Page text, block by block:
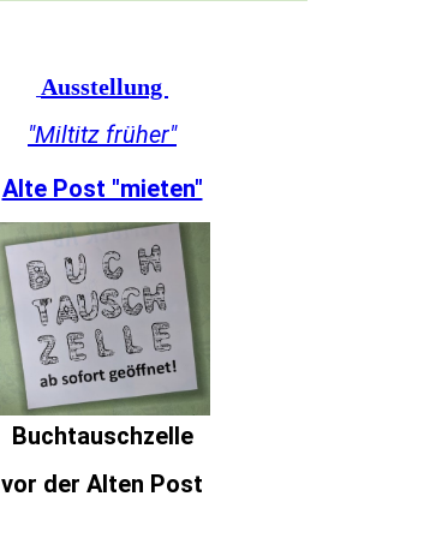
Ausstellung
"Miltitz früher"
Alte Post "mieten"
Buchtauschzelle
vor der Alten Post